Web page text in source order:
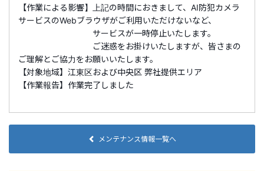
【作業による影響】上記の時間におきまして、 AI防犯カメラ
サービスのWebブラウザがご利用いただけないなど、
サービスが一時停止いたします。
ご迷惑をお掛けいたしますが、皆さまの
ご理解とご協力をお願いいたします。
【対象地域】 江東区および中央区 弊社提供エリア
【作業報告】作業完了しました
メンテナンス情報一覧へ